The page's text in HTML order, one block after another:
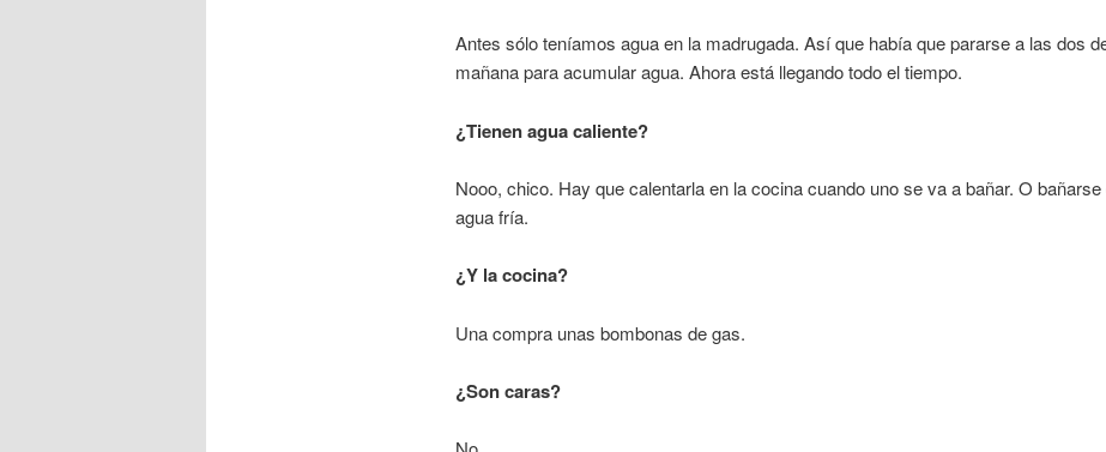
Antes sólo teníamos agua en la madrugada. Así que había que pararse a las dos
mañana para acumular agua. Ahora está llegando todo el tiempo.
¿Tienen agua caliente?
Nooo, chico. Hay que calentarla en la cocina cuando uno se va a bañar. O
agua fría.
¿Y la cocina?
Una compra unas bombonas de gas.
¿Son caras?